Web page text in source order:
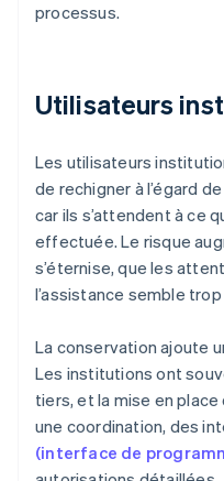
processus.
Utilisateurs
Les utilisateurs
de rechigner à l’égard
car ils s’attendent à ce
effectuée. Le risque
s’éternise, que les
l’assistance semble
La conservation ajoute
Les institutions ont
tiers, et la mise en
une coordination, des
(interface de